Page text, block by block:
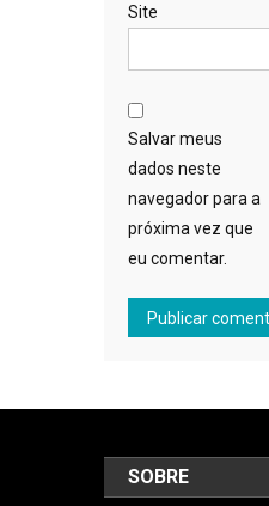
Site
Salvar meus
dados neste
navegador para a
próxima vez que
eu comentar.
SOBRE